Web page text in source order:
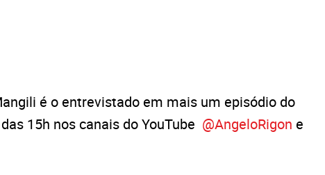
é o entrevistado em mais um episódio do
15h nos canais do YouTube @AngeloRigon e